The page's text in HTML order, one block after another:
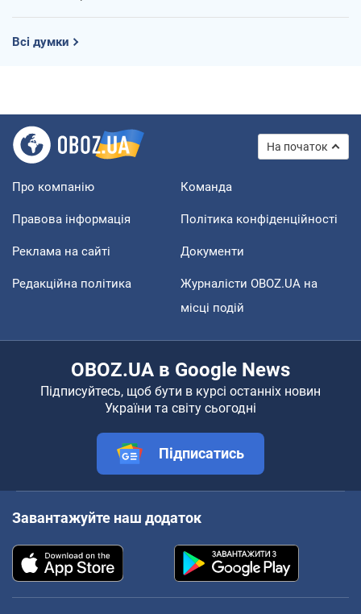
Всі думки
На початок
Про компанію Команда
Правова інформація Політика конфіденційності
Реклама на сайті Документи
Редакційна політика
Журналісти OBOZ.UA на
місці подій
OBOZ.UA в Google News
Підписуйтесь, щоб бути в курсі останніх новин
України та світу сьогодні
Підписатись
Завантажуйте наш додаток